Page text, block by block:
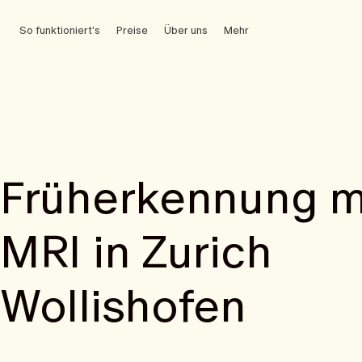
So funktioniert's Preise Über uns Mehr
Früherkennung
MRI in Zurich
Wollishofen